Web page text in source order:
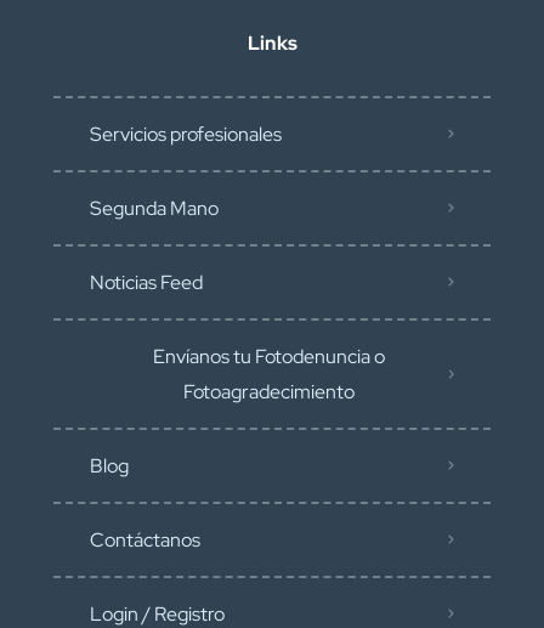
Links
Servicios profesionales
Segunda Mano
Noticias Feed
Envíanos tu Fotodenuncia o
Fotoagradecimiento
Blog
Contáctanos
Login / Registro